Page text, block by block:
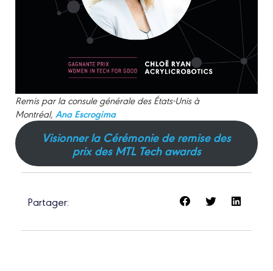
Remis par la consule générale des États-Unis à
Montréal, Ana Escrogima
Visionner la Cérémonie de remise des
prix des MTL Tech awards
Partager: